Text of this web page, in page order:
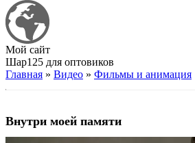
Мой сайт
Шар125 для оптовиков
Главная » Видео » Фильмы и анимация
Внутри моей памяти